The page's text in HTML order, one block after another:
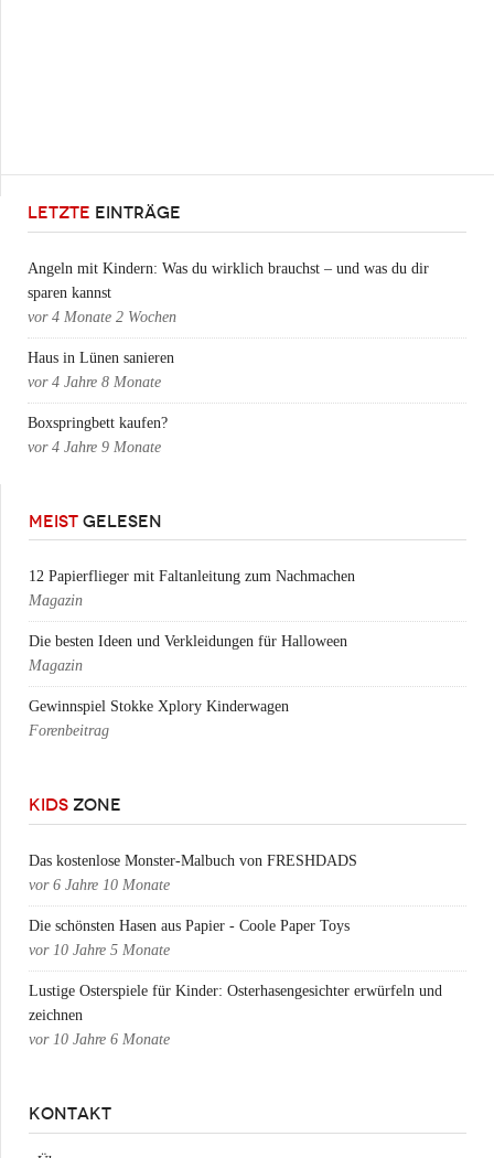
LETZTE EINTRÄGE
Angeln mit Kindern: Was du wirklich brauchst – und was du dir
sparen kannst
vor 4 Monate 2 Wochen
Haus in Lünen sanieren
vor 4 Jahre 8 Monate
Boxspringbett kaufen?
vor 4 Jahre 9 Monate
MEIST GELESEN
12 Papierflieger mit Faltanleitung zum Nachmachen
Magazin
Die besten Ideen und Verkleidungen für Halloween
Magazin
Gewinnspiel Stokke Xplory Kinderwagen
Forenbeitrag
KIDS ZONE
Das kostenlose Monster-Malbuch von FRESHDADS
vor 6 Jahre 10 Monate
Die schönsten Hasen aus Papier - Coole Paper Toys
vor 10 Jahre 5 Monate
Lustige Osterspiele für Kinder: Osterhasengesichter erwürfeln und
zeichnen
vor 10 Jahre 6 Monate
KONTAKT